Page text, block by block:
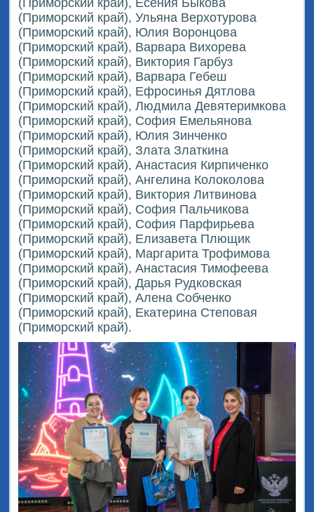
(Приморский край), Ульяна Верхотурова
(Приморский край), Юлия Воронцова
(Приморский край), Варвара Вихорева
(Приморский край), Виктория Гарбуз
(Приморский край), Варвара Гебеш
(Приморский край), Ефросинья Дятлова
(Приморский край), Людмила Девятеримкова
(Приморский край), София Емельянова
(Приморский край), Юлия Зинченко
(Приморский край), Злата Златкина
(Приморский край), Анастасия Кирпиченко
(Приморский край), Ангелина Колоколова
(Приморский край), Виктория Литвинова
(Приморский край), София Пальчикова
(Приморский край), София Парфирьева
(Приморский край), Елизавета Плющик
(Приморский край), Маргарита Трофимова
(Приморский край), Анастасия Тимофеева
(Приморский край), Дарья Рудковская
(Приморский край), Алена Собченко
(Приморский край), Екатерина Степовая
(Приморский край).